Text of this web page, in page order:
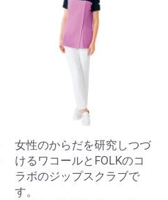
女性のからだを研究しつづ
けるワコールとFOLKのコ
ラボのジップスクラブで
す。